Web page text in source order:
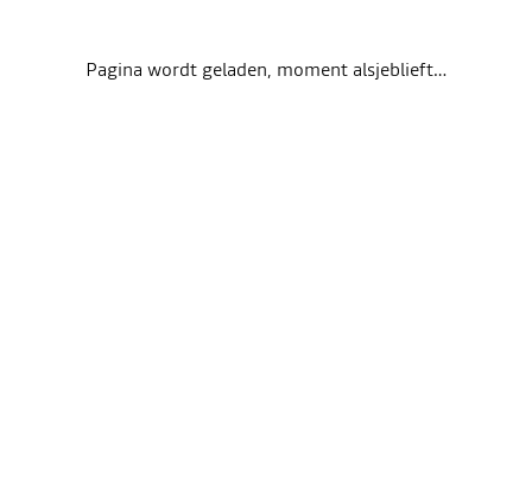
Pagina wordt geladen, moment alsjeblieft…